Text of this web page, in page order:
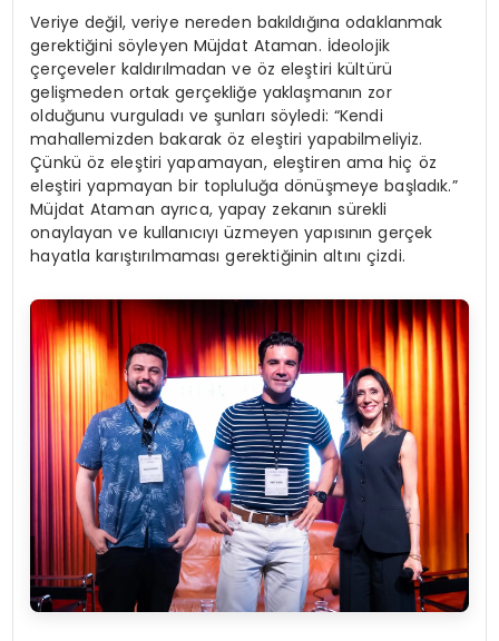
Veriye değil, veriye nereden bakıldığına odaklanmak
gerektiğini söyleyen Müjdat Ataman. İdeolojik
çerçeveler kaldırılmadan ve öz eleştiri kültürü
gelişmeden ortak gerçekliğe yaklaşmanın zor
olduğunu vurguladı ve şunları söyledi: “Kendi
mahallemizden bakarak öz eleştiri yapabilmeliyiz.
Çünkü öz eleştiri yapamayan, eleştiren ama hiç öz
eleştiri yapmayan bir topluluğa dönüşmeye başladık.”
Müjdat Ataman ayrıca, yapay zekanın sürekli
onaylayan ve kullanıcıyı üzmeyen yapısının gerçek
hayatla karıştırılmaması gerektiğinin altını çizdi.